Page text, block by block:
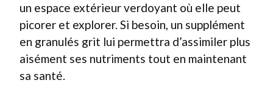
un espace extérieur verdoyant où elle peut
picorer et explorer. Si besoin, un supplément
en granulés grit lui permettra d’assimiler plus
aisément ses nutriments tout en maintenant
sa santé.